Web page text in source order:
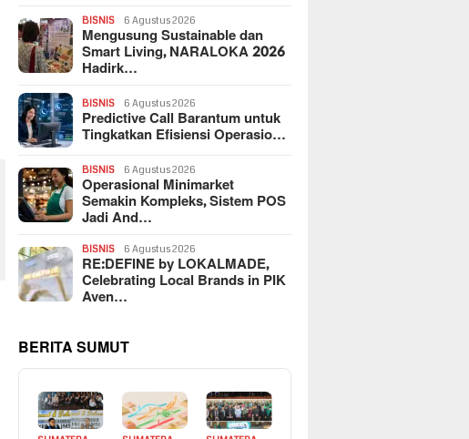
BISNIS 6 Agustus 2026
Mengusung Sustainable dan
Smart Living, NARALOKA 2026
Hadirk…
BISNIS 6 Agustus 2026
Predictive Call Barantum untuk
Tingkatkan Efisiensi Operasio…
BISNIS 6 Agustus 2026
Operasional Minimarket
Semakin Kompleks, Sistem POS
Jadi And…
BISNIS 6 Agustus 2026
RE:DEFINE by LOKALMADE,
Celebrating Local Brands in PIK
Aven…
BERITA SUMUT